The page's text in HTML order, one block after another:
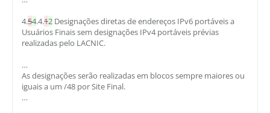
4.54.4.12 Designações diretas de endereços IPv6 portáveis a
Usuários Finais sem designações IPv4 portáveis prévias
realizadas pelo LACNIC.
…
As designações serão realizadas em blocos sempre maiores ou
iguais a um /48 por Site Final.
…